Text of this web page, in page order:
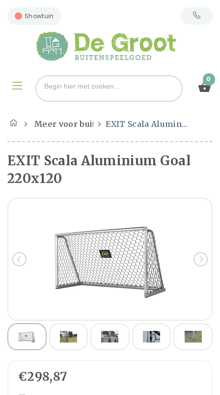
Showtuin
0
Meer voor buiten EXIT Scala Aluminium Goal 220x120
EXIT Scala Aluminium Goal
220x120
€298,87